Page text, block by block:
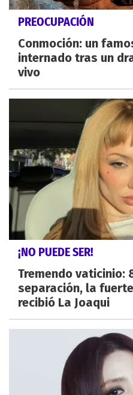
PREOCUPACIÓN
Conmoción: un
internado tras un
vivo
¡NO PUEDE SER!
Tremendo vaticinio:
separación, la
recibió La Joaqui